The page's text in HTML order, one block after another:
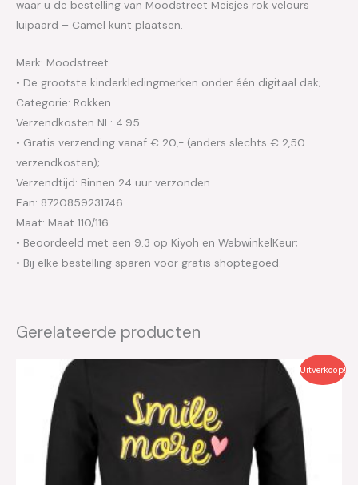
waar u de bestelling van Moodstreet Meisjes rok velours
luipaard – Camel kunt plaatsen.
Merk: Moodstreet
• De grootste kinderkledingmerken onder één digitaal dak;
Categorie: Rokken
Verzendkosten NL: 4.95
• Gratis verzending vanaf € 20,- (anders slechts € 2,50
verzendkosten);
Verzendtijd: Binnen 24 uur verzonden
Ean: 8720859231746
Maat: Maat 110/116
• Beoordeeld met een 9.3 op Kiyoh en WebwinkelKeur;
• Bij elke bestelling sparen voor gratis shoptegoed.
Gerelateerde producten
Uitverkoop!
Oorspronkelijke
prijs
was:
€17.99.